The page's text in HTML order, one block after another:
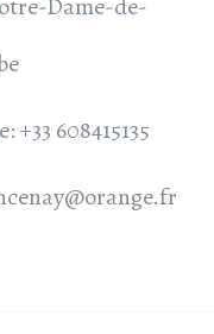
+33 608415135